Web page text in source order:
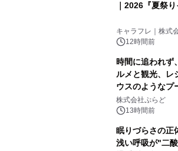
｜2026『夏祭
キャラフレ｜株式
デザインズ
12時間前
時間に追われず
ルメと観光、レ
ウスのようなプ
サウナも 「THE
得な素泊まり連
株式会社ぷらど
13時間前
眠りづらさの正
浅い呼吸が"二